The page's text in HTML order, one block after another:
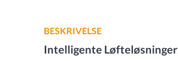
BESKRIVELSE
Intelligente Løfteløsninger